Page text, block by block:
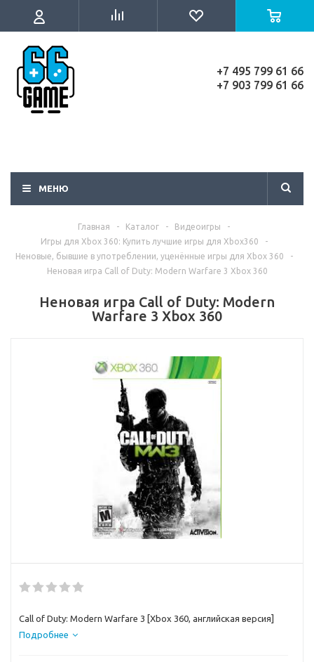
+7 495 799 61 66
+7 903 799 61 66
МЕНЮ
Главная - Каталог - Видеоигры
-
Игры для Xbox 360: Купить лучшие игры для Xbox360
-
Неновые, бывшие в употреблении, уценённые игры для Xbox 360
-
Неновая игра Call of Duty: Modern Warfare 3 Xbox 360
Неновая игра Call of Duty: Modern
Warfare 3 Xbox 360
Call of Duty: Modern Warfare 3 [Xbox 360, английская версия]
Подробнее